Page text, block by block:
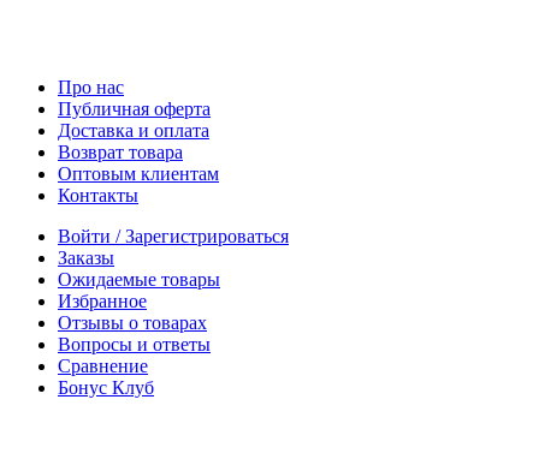
Про нас
Публичная оферта
Доставка и оплата
Возврат товара
Оптовым клиентам
Контакты
Войти / Зарегистрироваться
Заказы
Ожидаемые товары
Избранное
Отзывы о товарах
Вопросы и ответы
Сравнение
Бонус Клуб